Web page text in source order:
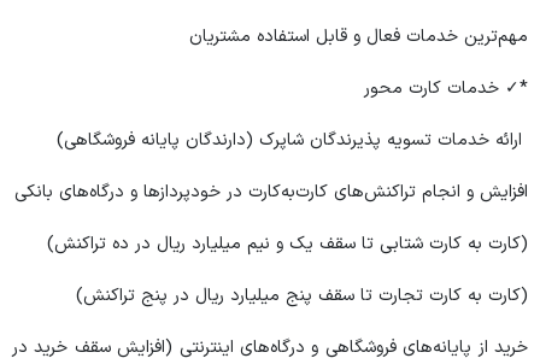
مهم‌ترین خدمات فعال و قابل استفاده مشتریان
*✓ خدمات کارت محور
ارائه خدمات تسویه پذیرندگان شاپرک (دارندگان پایانه فروشگاهی)
افزایش و انجام تراکنش‌های کارت‌به‌کارت در خودپرداز‌ها و درگاه‌های بانکی
(کارت به کارت شتابی تا سقف یک و نیم میلیارد ریال در ده تراکنش)
(کارت به کارت تجارت تا سقف پنج میلیارد ریال در پنج تراکنش)
خرید از پایانه‌های فروشگاهی و درگاه‌های اینترنتی (افزایش سقف خرید در